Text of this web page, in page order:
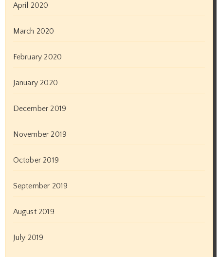
April 2020
March 2020
February 2020
January 2020
December 2019
November 2019
October 2019
September 2019
August 2019
July 2019